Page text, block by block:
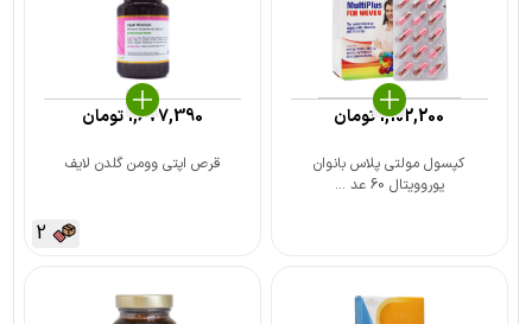
کپسول مولتی‌ پلاس بانوان
یوروویتال 60 عد ...
1,102,200تومان
قرص اپتی وومن گلدن لایف
1,677,390تومان
2